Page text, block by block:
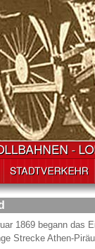
1869 begann das
Strecke Athen-